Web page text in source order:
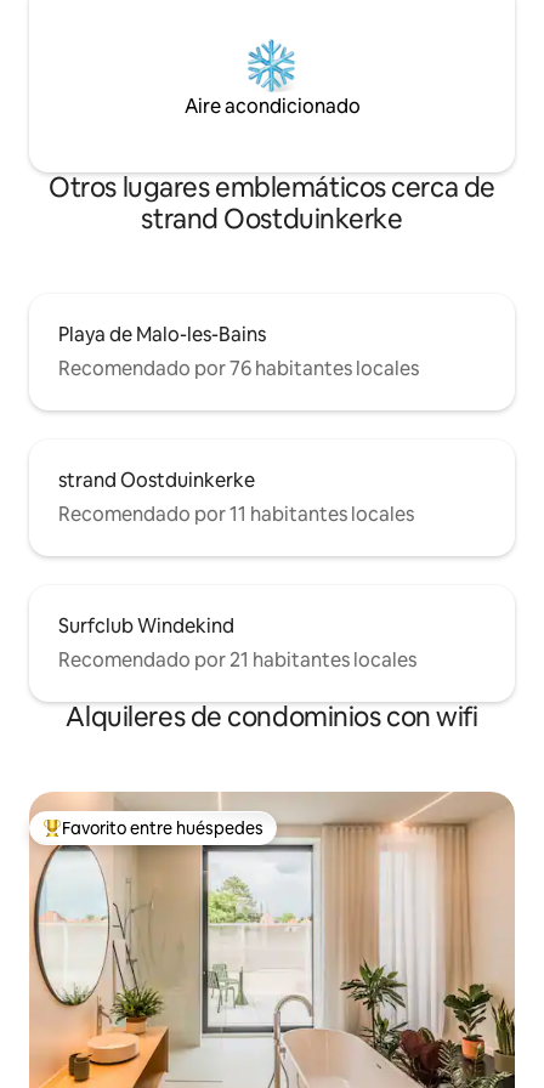
Aire acondicionado
Otros lugares emblemáticos cerca de
strand Oostduinkerke
Playa de Malo-les-Bains
Recomendado por 76 habitantes locales
strand Oostduinkerke
Recomendado por 11 habitantes locales
Surfclub Windekind
Recomendado por 21 habitantes locales
Alquileres de condominios con wifi
De los mejores en Favorito entre huéspedes
Favorito entre huéspedes